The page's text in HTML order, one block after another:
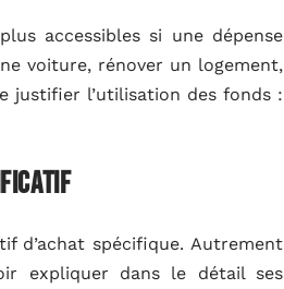
accessibles si une dépense
voiture, rénover un logement,
justifier l’utilisation des fonds :
d’achat spécifique. Autrement
expliquer dans le détail ses